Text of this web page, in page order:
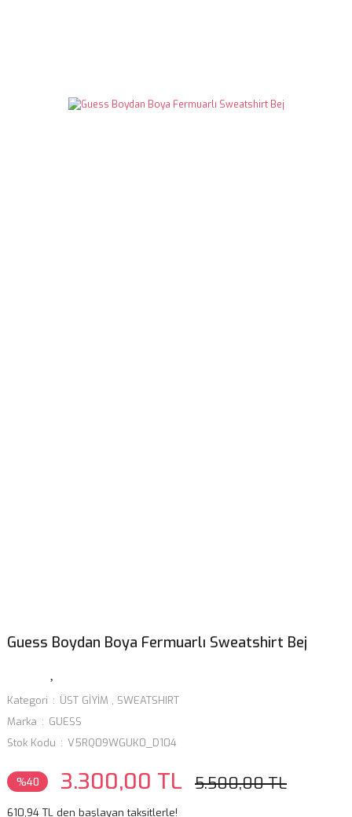
Guess Boydan Boya Fermuarlı Sweatshirt Bej
Kategori ÜST GİYİM , SWEATSHIRT
Marka
GUESS
Stok Kodu
V5RQ09WGUK0_D104
%40 3.300,00 TL 5.500,00 TL
610,94 TL den başlayan taksitlerle!